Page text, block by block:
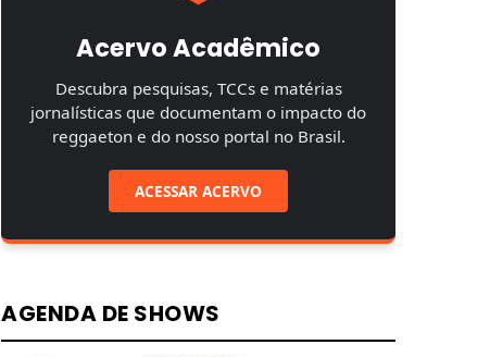
Acervo Acadêmico
Descubra pesquisas, TCCs e matérias
jornalísticas que documentam o impacto do
reggaeton e do nosso portal no Brasil.
ACESSAR ACERVO
AGENDA DE SHOWS